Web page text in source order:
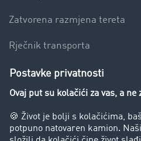
Zatvorena razmjena tereta
Rječnik transporta
Preduzeće
Success Stories
Korisnici preporučuju korisnike